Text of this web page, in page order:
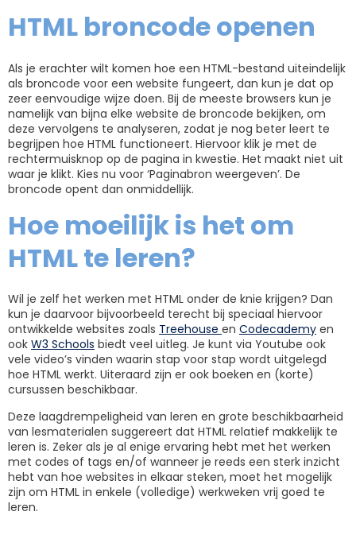
HTML broncode openen
Als je erachter wilt komen hoe een HTML-bestand uiteindelijk
als broncode voor een website fungeert, dan kun je dat op
zeer eenvoudige wijze doen. Bij de meeste browsers kun je
namelijk van bijna elke website de broncode bekijken, om
deze vervolgens te analyseren, zodat je nog beter leert te
begrijpen hoe HTML functioneert. Hiervoor klik je met de
rechtermuisknop op de pagina in kwestie. Het maakt niet uit
waar je klikt. Kies nu voor ‘Paginabron weergeven’. De
broncode opent dan onmiddellijk.
Hoe moeilijk is het om
HTML te leren?
Wil je zelf het werken met HTML onder de knie krijgen? Dan
kun je daarvoor bijvoorbeeld terecht bij speciaal hiervoor
ontwikkelde websites zoals Treehouse en Codecademy en
ook W3 Schools biedt veel uitleg. Je kunt via Youtube ook
vele video’s vinden waarin stap voor stap wordt uitgelegd
hoe HTML werkt. Uiteraard zijn er ook boeken en (korte)
cursussen beschikbaar.
Deze laagdrempeligheid van leren en grote beschikbaarheid
van lesmaterialen suggereert dat HTML relatief makkelijk te
leren is. Zeker als je al enige ervaring hebt met het werken
met codes of tags en/of wanneer je reeds een sterk inzicht
hebt van hoe websites in elkaar steken, moet het mogelijk
zijn om HTML in enkele (volledige) werkweken vrij goed te
leren.